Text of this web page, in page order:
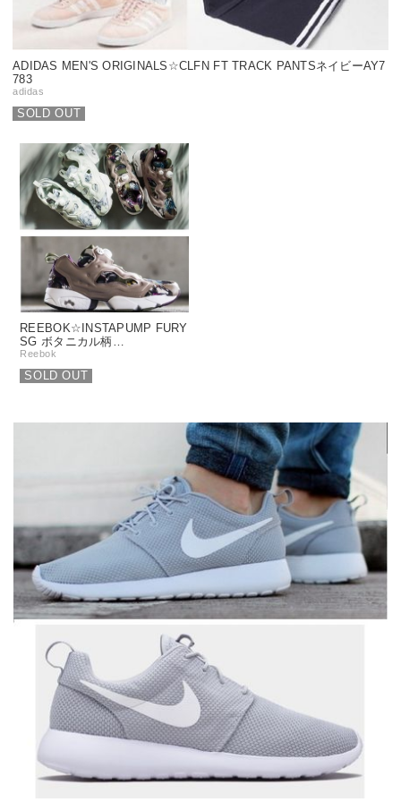
ADIDAS MEN'S ORIGINALS☆CLFN FT TRACK PANTSネイビーAY7
783
adidas
SOLD OUT
REEBOK☆INSTAPUMP FURY
SG ボタニカル柄…
Reebok
SOLD OUT